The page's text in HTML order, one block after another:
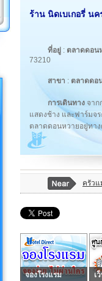
ร้าน นิดเบเกอรี่ นค
ที่อยู่ : ตลาดดอน
73210
สาขา : ตลาดดอ
การเดินทาง จาก
แสดงช้าง และฟาร์มจ
ตลาดดอนหวายอยู่ทา
ครัว
จองโรงแรม เ